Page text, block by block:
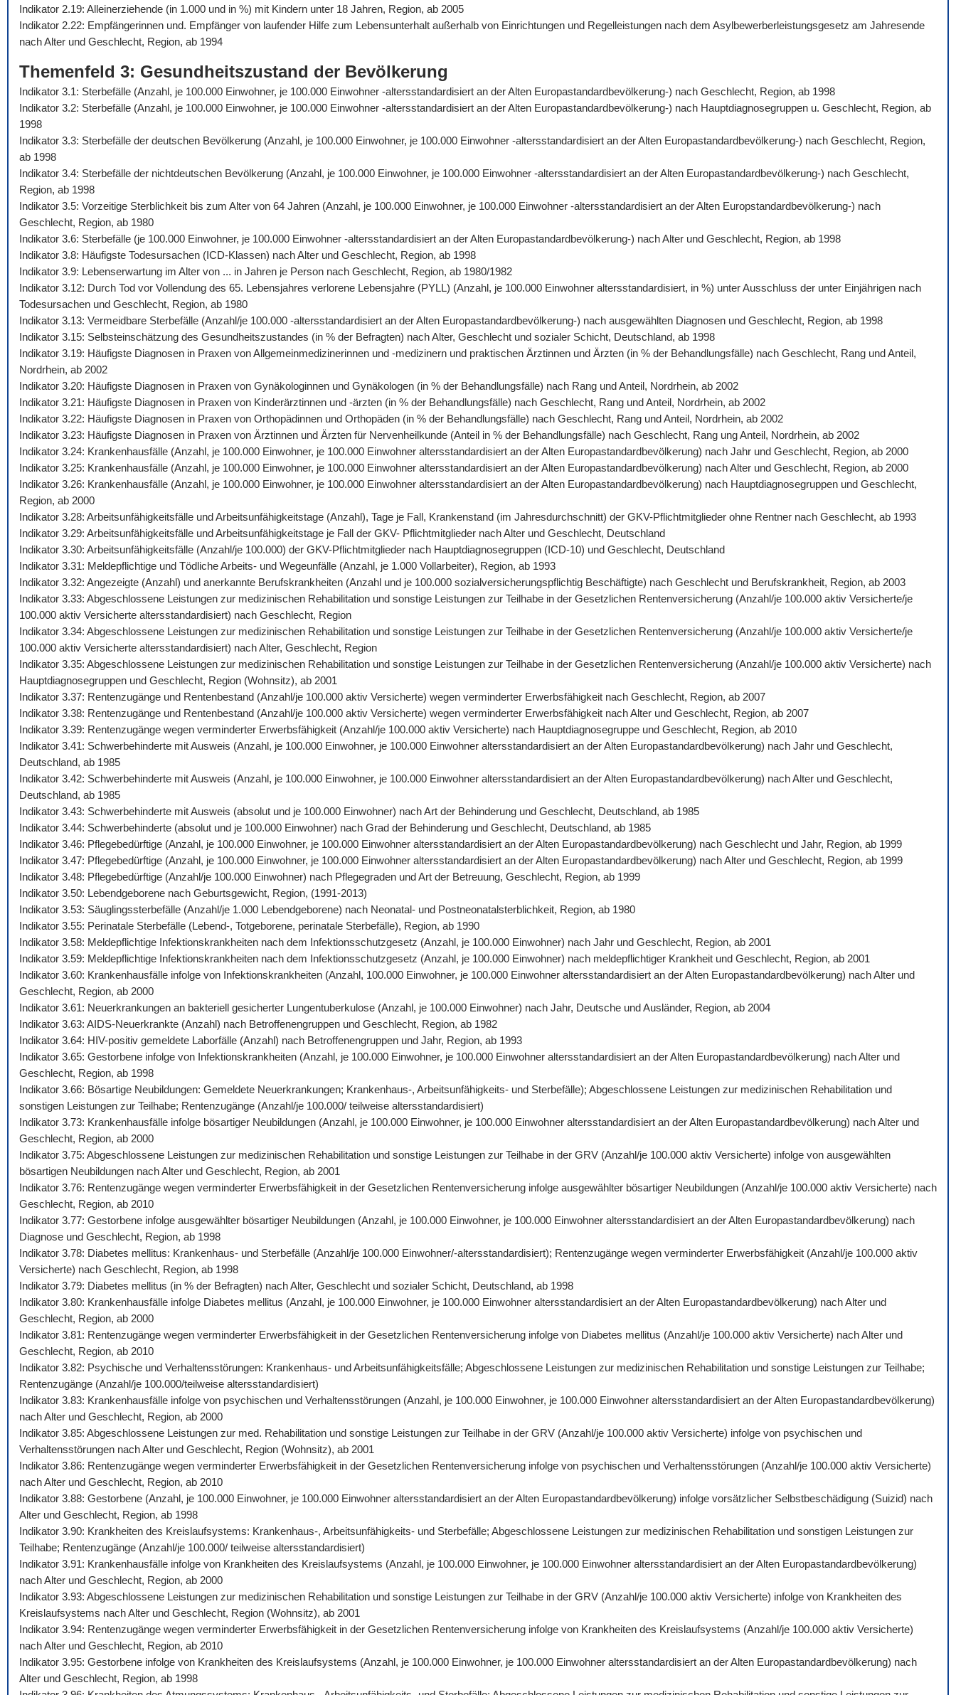
Indikator 2.19: Alleinerziehende (in 1.000 und in %) mit Kindern unter 18 Jahren, Region, ab 2005
Indikator 2.22: Empfängerinnen und. Empfänger von laufender Hilfe zum Lebensunterhalt außerhalb von Einrichtungen und Regelleistungen nach dem Asylbewerberleistungsgesetz am Jahresende
nach Alter und Geschlecht, Region, ab 1994
Themenfeld 3: Gesundheitszustand der Bevölkerung
Indikator 3.1: Sterbefälle (Anzahl, je 100.000 Einwohner, je 100.000 Einwohner -altersstandardisiert an der Alten Europastandardbevölkerung-) nach Geschlecht, Region, ab 1998
Indikator 3.2: Sterbefälle (Anzahl, je 100.000 Einwohner, je 100.000 Einwohner -altersstandardisiert an der Alten Europastandardbevölkerung-) nach Hauptdiagnosegruppen u. Geschlecht, Region, ab
1998
Indikator 3.3: Sterbefälle der deutschen Bevölkerung (Anzahl, je 100.000 Einwohner, je 100.000 Einwohner -altersstandardisiert an der Alten Europastandardbevölkerung-) nach Geschlecht, Region,
ab 1998
Indikator 3.4: Sterbefälle der nichtdeutschen Bevölkerung (Anzahl, je 100.000 Einwohner, je 100.000 Einwohner -altersstandardisiert an der Alten Europastandardbevölkerung-) nach Geschlecht,
Region, ab 1998
Indikator 3.5: Vorzeitige Sterblichkeit bis zum Alter von 64 Jahren (Anzahl, je 100.000 Einwohner, je 100.000 Einwohner -altersstandardisiert an der Alten Europstandardbevölkerung-) nach
Geschlecht, Region, ab 1980
Indikator 3.6: Sterbefälle (je 100.000 Einwohner, je 100.000 Einwohner -altersstandardisiert an der Alten Europastandardbevölkerung-) nach Alter und Geschlecht, Region, ab 1998
Indikator 3.8: Häufigste Todesursachen (ICD-Klassen) nach Alter und Geschlecht, Region, ab 1998
Indikator 3.9: Lebenserwartung im Alter von ... in Jahren je Person nach Geschlecht, Region, ab 1980/1982
Indikator 3.12: Durch Tod vor Vollendung des 65. Lebensjahres verlorene Lebensjahre (PYLL) (Anzahl, je 100.000 Einwohner altersstandardisiert, in %) unter Ausschluss der unter Einjährigen nach
Todesursachen und Geschlecht, Region, ab 1980
Indikator 3.13: Vermeidbare Sterbefälle (Anzahl/je 100.000 -altersstandardisiert an der Alten Europastandardbevölkerung-) nach ausgewählten Diagnosen und Geschlecht, Region, ab 1998
Indikator 3.15: Selbsteinschätzung des Gesundheitszustandes (in % der Befragten) nach Alter, Geschlecht und sozialer Schicht, Deutschland, ab 1998
Indikator 3.19: Häufigste Diagnosen in Praxen von Allgemeinmedizinerinnen und -medizinern und praktischen Ärztinnen und Ärzten (in % der Behandlungsfälle) nach Geschlecht, Rang und Anteil,
Nordrhein, ab 2002
Indikator 3.20: Häufigste Diagnosen in Praxen von Gynäkologinnen und Gynäkologen (in % der Behandlungsfälle) nach Rang und Anteil, Nordrhein, ab 2002
Indikator 3.21: Häufigste Diagnosen in Praxen von Kinderärztinnen und -ärzten (in % der Behandlungsfälle) nach Geschlecht, Rang und Anteil, Nordrhein, ab 2002
Indikator 3.22: Häufigste Diagnosen in Praxen von Orthopädinnen und Orthopäden (in % der Behandlungsfälle) nach Geschlecht, Rang und Anteil, Nordrhein, ab 2002
Indikator 3.23: Häufigste Diagnosen in Praxen von Ärztinnen und Ärzten für Nervenheilkunde (Anteil in % der Behandlungsfälle) nach Geschlecht, Rang ung Anteil, Nordrhein, ab 2002
Indikator 3.24: Krankenhausfälle (Anzahl, je 100.000 Einwohner, je 100.000 Einwohner altersstandardisiert an der Alten Europastandardbevölkerung) nach Jahr und Geschlecht, Region, ab 2000
Indikator 3.25: Krankenhausfälle (Anzahl, je 100.000 Einwohner, je 100.000 Einwohner altersstandardisiert an der Alten Europastandardbevölkerung) nach Alter und Geschlecht, Region, ab 2000
Indikator 3.26: Krankenhausfälle (Anzahl, je 100.000 Einwohner, je 100.000 Einwohner altersstandardisiert an der Alten Europastandardbevölkerung) nach Hauptdiagnosegruppen und Geschlecht,
Region, ab 2000
Indikator 3.28: Arbeitsunfähigkeitsfälle und Arbeitsunfähigkeitstage (Anzahl), Tage je Fall, Krankenstand (im Jahresdurchschnitt) der GKV-Pflichtmitglieder ohne Rentner nach Geschlecht, ab 1993
Indikator 3.29: Arbeitsunfähigkeitsfälle und Arbeitsunfähigkeitstage je Fall der GKV- Pflichtmitglieder nach Alter und Geschlecht, Deutschland
Indikator 3.30: Arbeitsunfähigkeitsfälle (Anzahl/je 100.000) der GKV-Pflichtmitglieder nach Hauptdiagnosegruppen (ICD-10) und Geschlecht, Deutschland
Indikator 3.31: Meldepflichtige und Tödliche Arbeits- und Wegeunfälle (Anzahl, je 1.000 Vollarbeiter), Region, ab 1993
Indikator 3.32: Angezeigte (Anzahl) und anerkannte Berufskrankheiten (Anzahl und je 100.000 sozialversicherungspflichtig Beschäftigte) nach Geschlecht und Berufskrankheit, Region, ab 2003
Indikator 3.33: Abgeschlossene Leistungen zur medizinischen Rehabilitation und sonstige Leistungen zur Teilhabe in der Gesetzlichen Rentenversicherung (Anzahl/je 100.000 aktiv Versicherte/je
100.000 aktiv Versicherte altersstandardisiert) nach Geschlecht, Region
Indikator 3.34: Abgeschlossene Leistungen zur medizinischen Rehabilitation und sonstige Leistungen zur Teilhabe in der Gesetzlichen Rentenversicherung (Anzahl/je 100.000 aktiv Versicherte/je
100.000 aktiv Versicherte altersstandardisiert) nach Alter, Geschlecht, Region
Indikator 3.35: Abgeschlossene Leistungen zur medizinischen Rehabilitation und sonstige Leistungen zur Teilhabe in der Gesetzlichen Rentenversicherung (Anzahl/je 100.000 aktiv Versicherte) nach
Hauptdiagnosegruppen und Geschlecht, Region (Wohnsitz), ab 2001
Indikator 3.37: Rentenzugänge und Rentenbestand (Anzahl/je 100.000 aktiv Versicherte) wegen verminderter Erwerbsfähigkeit nach Geschlecht, Region, ab 2007
Indikator 3.38: Rentenzugänge und Rentenbestand (Anzahl/je 100.000 aktiv Versicherte) wegen verminderter Erwerbsfähigkeit nach Alter und Geschlecht, Region, ab 2007
Indikator 3.39: Rentenzugänge wegen verminderter Erwerbsfähigkeit (Anzahl/je 100.000 aktiv Versicherte) nach Hauptdiagnosegruppe und Geschlecht, Region, ab 2010
Indikator 3.41: Schwerbehinderte mit Ausweis (Anzahl, je 100.000 Einwohner, je 100.000 Einwohner altersstandardisiert an der Alten Europastandardbevölkerung) nach Jahr und Geschlecht,
Deutschland, ab 1985
Indikator 3.42: Schwerbehinderte mit Ausweis (Anzahl, je 100.000 Einwohner, je 100.000 Einwohner altersstandardisiert an der Alten Europastandardbevölkerung) nach Alter und Geschlecht,
Deutschland, ab 1985
Indikator 3.43: Schwerbehinderte mit Ausweis (absolut und je 100.000 Einwohner) nach Art der Behinderung und Geschlecht, Deutschland, ab 1985
Indikator 3.44: Schwerbehinderte (absolut und je 100.000 Einwohner) nach Grad der Behinderung und Geschlecht, Deutschland, ab 1985
Indikator 3.46: Pflegebedürftige (Anzahl, je 100.000 Einwohner, je 100.000 Einwohner altersstandardisiert an der Alten Europastandardbevölkerung) nach Geschlecht und Jahr, Region, ab 1999
Indikator 3.47: Pflegebedürftige (Anzahl, je 100.000 Einwohner, je 100.000 Einwohner altersstandardisiert an der Alten Europastandardbevölkerung) nach Alter und Geschlecht, Region, ab 1999
Indikator 3.48: Pflegebedürftige (Anzahl/je 100.000 Einwohner) nach Pflegegraden und Art der Betreuung, Geschlecht, Region, ab 1999
Indikator 3.50: Lebendgeborene nach Geburtsgewicht, Region, (1991-2013)
Indikator 3.53: Säuglingssterbefälle (Anzahl/je 1.000 Lebendgeborene) nach Neonatal- und Postneonatalsterblichkeit, Region, ab 1980
Indikator 3.55: Perinatale Sterbefälle (Lebend-, Totgeborene, perinatale Sterbefälle), Region, ab 1990
Indikator 3.58: Meldepflichtige Infektionskrankheiten nach dem Infektionsschutzgesetz (Anzahl, je 100.000 Einwohner) nach Jahr und Geschlecht, Region, ab 2001
Indikator 3.59: Meldepflichtige Infektionskrankheiten nach dem Infektionsschutzgesetz (Anzahl, je 100.000 Einwohner) nach meldepflichtiger Krankheit und Geschlecht, Region, ab 2001
Indikator 3.60: Krankenhausfälle infolge von Infektionskrankheiten (Anzahl, 100.000 Einwohner, je 100.000 Einwohner altersstandardisiert an der Alten Europastandardbevölkerung) nach Alter und
Geschlecht, Region, ab 2000
Indikator 3.61: Neuerkrankungen an bakteriell gesicherter Lungentuberkulose (Anzahl, je 100.000 Einwohner) nach Jahr, Deutsche und Ausländer, Region, ab 2004
Indikator 3.63: AIDS-Neuerkrankte (Anzahl) nach Betroffenengruppen und Geschlecht, Region, ab 1982
Indikator 3.64: HIV-positiv gemeldete Laborfälle (Anzahl) nach Betroffenengruppen und Jahr, Region, ab 1993
Indikator 3.65: Gestorbene infolge von Infektionskrankheiten (Anzahl, je 100.000 Einwohner, je 100.000 Einwohner altersstandardisiert an der Alten Europastandardbevölkerung) nach Alter und
Geschlecht, Region, ab 1998
Indikator 3.66: Bösartige Neubildungen: Gemeldete Neuerkrankungen; Krankenhaus-, Arbeitsunfähigkeits- und Sterbefälle); Abgeschlossene Leistungen zur medizinischen Rehabilitation und
sonstigen Leistungen zur Teilhabe; Rentenzugänge (Anzahl/je 100.000/ teilweise altersstandardisiert)
Indikator 3.73: Krankenhausfälle infolge bösartiger Neubildungen (Anzahl, je 100.000 Einwohner, je 100.000 Einwohner altersstandardisiert an der Alten Europastandardbevölkerung) nach Alter und
Geschlecht, Region, ab 2000
Indikator 3.75: Abgeschlossene Leistungen zur medizinischen Rehabilitation und sonstige Leistungen zur Teilhabe in der GRV (Anzahl/je 100.000 aktiv Versicherte) infolge von ausgewählten
bösartigen Neubildungen nach Alter und Geschlecht, Region, ab 2001
Indikator 3.76: Rentenzugänge wegen verminderter Erwerbsfähigkeit in der Gesetzlichen Rentenversicherung infolge ausgewählter bösartiger Neubildungen (Anzahl/je 100.000 aktiv Versicherte) nach
Geschlecht, Region, ab 2010
Indikator 3.77: Gestorbene infolge ausgewählter bösartiger Neubildungen (Anzahl, je 100.000 Einwohner, je 100.000 Einwohner altersstandardisiert an der Alten Europastandardbevölkerung) nach
Diagnose und Geschlecht, Region, ab 1998
Indikator 3.78: Diabetes mellitus: Krankenhaus- und Sterbefälle (Anzahl/je 100.000 Einwohner/-altersstandardisiert); Rentenzugänge wegen verminderter Erwerbsfähigkeit (Anzahl/je 100.000 aktiv
Versicherte) nach Geschlecht, Region, ab 1998
Indikator 3.79: Diabetes mellitus (in % der Befragten) nach Alter, Geschlecht und sozialer Schicht, Deutschland, ab 1998
Indikator 3.80: Krankenhausfälle infolge Diabetes mellitus (Anzahl, je 100.000 Einwohner, je 100.000 Einwohner altersstandardisiert an der Alten Europastandardbevölkerung) nach Alter und
Geschlecht, Region, ab 2000
Indikator 3.81: Rentenzugänge wegen verminderter Erwerbsfähigkeit in der Gesetzlichen Rentenversicherung infolge von Diabetes mellitus (Anzahl/je 100.000 aktiv Versicherte) nach Alter und
Geschlecht, Region, ab 2010
Indikator 3.82: Psychische und Verhaltensstörungen: Krankenhaus- und Arbeitsunfähigkeitsfälle; Abgeschlossene Leistungen zur medizinischen Rehabilitation und sonstige Leistungen zur Teilhabe;
Rentenzugänge (Anzahl/je 100.000/teilweise altersstandardisiert)
Indikator 3.83: Krankenhausfälle infolge von psychischen und Verhaltensstörungen (Anzahl, je 100.000 Einwohner, je 100.000 Einwohner altersstandardisiert an der Alten Europastandardbevölkerung)
nach Alter und Geschlecht, Region, ab 2000
Indikator 3.85: Abgeschlossene Leistungen zur med. Rehabilitation und sonstige Leistungen zur Teilhabe in der GRV (Anzahl/je 100.000 aktiv Versicherte) infolge von psychischen und
Verhaltensstörungen nach Alter und Geschlecht, Region (Wohnsitz), ab 2001
Indikator 3.86: Rentenzugänge wegen verminderter Erwerbsfähigkeit in der Gesetzlichen Rentenversicherung infolge von psychischen und Verhaltensstörungen (Anzahl/je 100.000 aktiv Versicherte)
nach Alter und Geschlecht, Region, ab 2010
Indikator 3.88: Gestorbene (Anzahl, je 100.000 Einwohner, je 100.000 Einwohner altersstandardisiert an der Alten Europastandardbevölkerung) infolge vorsätzlicher Selbstbeschädigung (Suizid) nach
Alter und Geschlecht, Region, ab 1998
Indikator 3.90: Krankheiten des Kreislaufsystems: Krankenhaus-, Arbeitsunfähigkeits- und Sterbefälle; Abgeschlossene Leistungen zur medizinischen Rehabilitation und sonstigen Leistungen zur
Teilhabe; Rentenzugänge (Anzahl/je 100.000/ teilweise altersstandardisiert)
Indikator 3.91: Krankenhausfälle infolge von Krankheiten des Kreislaufsystems (Anzahl, je 100.000 Einwohner, je 100.000 Einwohner altersstandardisiert an der Alten Europastandardbevölkerung)
nach Alter und Geschlecht, Region, ab 2000
Indikator 3.93: Abgeschlossene Leistungen zur medizinischen Rehabilitation und sonstige Leistungen zur Teilhabe in der GRV (Anzahl/je 100.000 aktiv Versicherte) infolge von Krankheiten des
Kreislaufsystems nach Alter und Geschlecht, Region (Wohnsitz), ab 2001
Indikator 3.94: Rentenzugänge wegen verminderter Erwerbsfähigkeit in der Gesetzlichen Rentenversicherung infolge von Krankheiten des Kreislaufsystems (Anzahl/je 100.000 aktiv Versicherte)
nach Alter und Geschlecht, Region, ab 2010
Indikator 3.95: Gestorbene infolge von Krankheiten des Kreislaufsystems (Anzahl, je 100.000 Einwohner, je 100.000 Einwohner altersstandardisiert an der Alten Europastandardbevölkerung) nach
Alter und Geschlecht, Region, ab 1998